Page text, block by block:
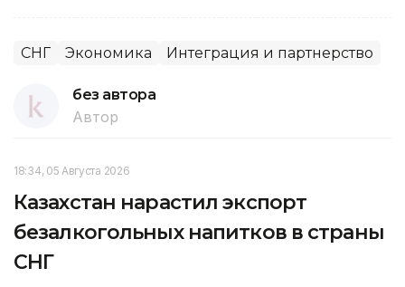
СНГ Экономика Интеграция и партнерство
без автора
Автор
18:34, 05 Августа 2026
Казахстан нарастил экспорт
безалкогольных напитков в страны
СНГ